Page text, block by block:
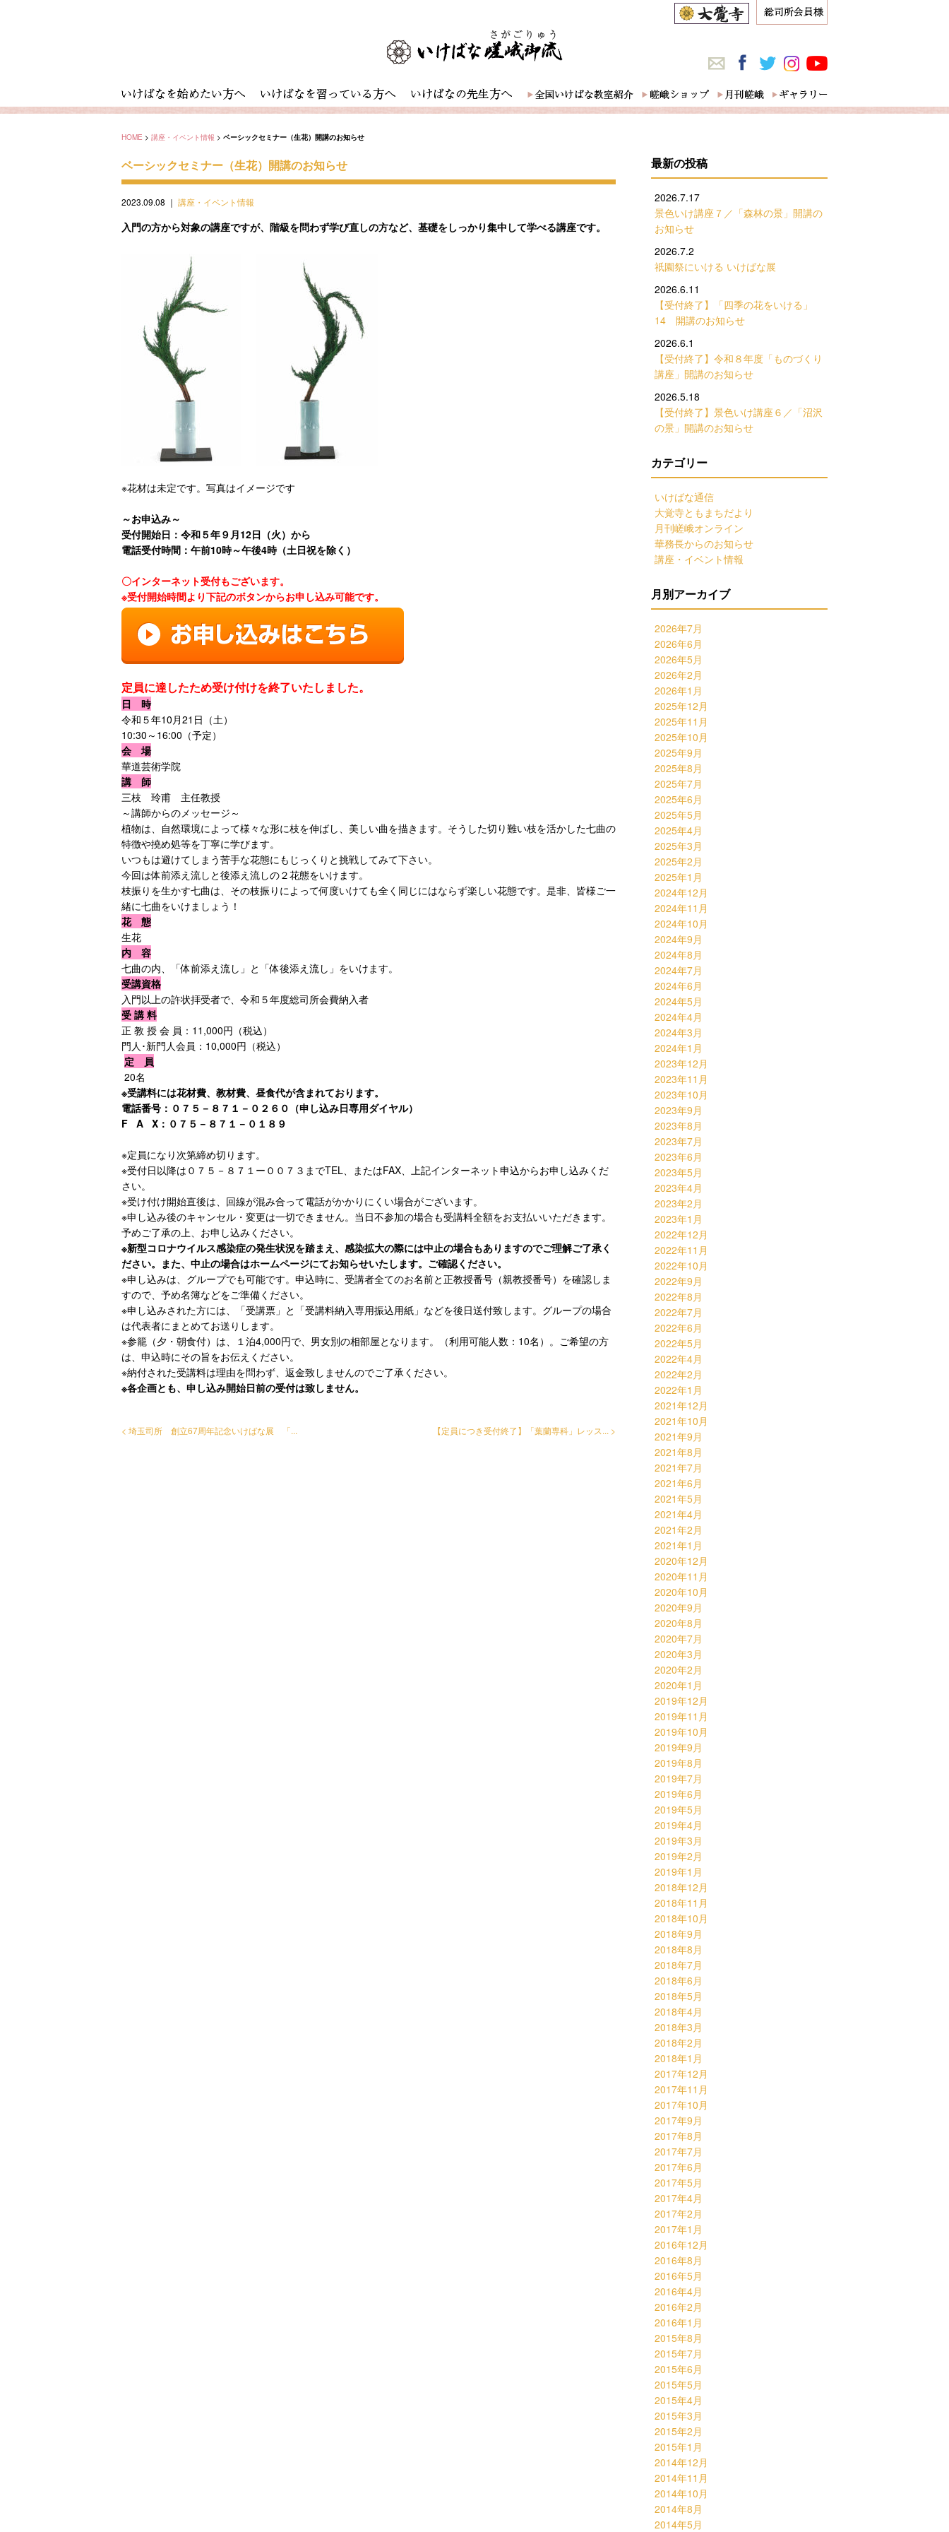
HOME > 講座・イベント情報 > ベーシックセミナー（生花）開講のお知らせ
ベーシックセミナー（生花）開講のお知らせ
2023.09.08 ｜ 講座・イベント情報
入門の方から対象の講座ですが、階級を問わず学び直しの方など、基礎をしっかり集中して学べる講座です。
※花材は未定です。写真はイメージです
～お申込み～
受付開始日：令和５年９ 月12日（火）から
電話受付時間：午前10時～午後4時（土日祝を除く）
〇インターネット受付もございます。
※受付開始時間より下記のボタンからお申し込み可能です。
定員に達したため受け付けを終了いたしました。
日 時
令和５年10月21日（土）
10:30～16:00（予定）
会 場
華道芸術学院
講 師
三枝 玲甫 主任教授
～講師からのメッセージ～
植物は、自然環境によって様々な形に枝を伸ばし、美しい曲を描きます。そうした切り難い枝を活かした七曲の
特徴や撓め処等を丁寧に学びます。
いつもは避けてしまう苦手な花態にもじっくりと挑戦してみて下さい。
今回は体前添え流しと後添え流しの２花態をいけます。
枝振りを生かす七曲は、その枝振りによって何度いけても全く同じにはならず楽しい花態です。是非、皆様ご一
緒に七曲をいけましょう！
花 態
生花
内 容
七曲の内、「体前添え流し」と「体後添え流し」をいけます。
受講資格
入門以上の許状拝受者で、令和５年度総司所会費納入者
受 講 料
正 教 授 会 員：11,000円（税込）
門人･新門人会員：10,000円（税込）
定 員
20名
※受講料には花材費、教材費、昼食代が含まれております。
電話番号：０７５－８７１－０２６０（申し込み日専用ダイヤル）
F A X：０７５－８７１－０１８９
※定員になり次第締め切ります。
※受付日以降は０７５－８７１ー００７３までTEL、またはFAX、上記インターネット申込からお申し込みくだ
さい。
※受け付け開始直後は、回線が混み合って電話がかかりにくい場合がございます。
※申し込み後のキャンセル・変更は一切できません。当日不参加の場合も受講料全額をお支払いいただきます。
予めご了承の上、お申し込みください。
※新型コロナウイルス感染症の発生状況を踏まえ、感染拡大の際には中止の場合もありますのでご理解ご了承く
ださい。また、中止の場合はホームページにてお知らせいたします。ご確認ください。
※申し込みは、グループでも可能です。申込時に、受講者全てのお名前と正教授番号（親教授番号）を確認しま
すので、予め名簿などをご準備ください。
※申し込みされた方には、「受講票」と「受講料納入専用振込用紙」などを後日送付致します。グループの場合
は代表者にまとめてお送りします。
※参籠（夕・朝食付）は、１泊4,000円で、男女別の相部屋となります。（利用可能人数：10名）。ご希望の方
は、申込時にその旨をお伝えください。
※納付された受講料は理由を問わず、返金致しませんのでご了承ください。
※各企画とも、申し込み開始日前の受付は致しません。
< 埼玉司所 創立67周年記念いけばな展 「... 【定員につき受付終了】「葉蘭専科」レッス... >
最新の投稿
2026.7.17
景色いけ講座７／「森林の景」開講の
お知らせ
2026.7.2
祇園祭にいける いけばな展
2026.6.11
【受付終了】「四季の花をいける」
14 開講のお知らせ
2026.6.1
【受付終了】令和８年度「ものづくり
講座」開講のお知らせ
2026.5.18
【受付終了】景色いけ講座６／「沼沢
の景」開講のお知らせ
カテゴリー
いけばな通信
大覚寺ともまちだより
月刊嵯峨オンライン
華務長からのお知らせ
講座・イベント情報
月別アーカイブ
2026年7月
2026年6月
2026年5月
2026年2月
2026年1月
2025年12月
2025年11月
2025年10月
2025年9月
2025年8月
2025年7月
2025年6月
2025年5月
2025年4月
2025年3月
2025年2月
2025年1月
2024年12月
2024年11月
2024年10月
2024年9月
2024年8月
2024年7月
2024年6月
2024年5月
2024年4月
2024年3月
2024年1月
2023年12月
2023年11月
2023年10月
2023年9月
2023年8月
2023年7月
2023年6月
2023年5月
2023年4月
2023年2月
2023年1月
2022年12月
2022年11月
2022年10月
2022年9月
2022年8月
2022年7月
2022年6月
2022年5月
2022年4月
2022年2月
2022年1月
2021年12月
2021年10月
2021年9月
2021年8月
2021年7月
2021年6月
2021年5月
2021年4月
2021年2月
2021年1月
2020年12月
2020年11月
2020年10月
2020年9月
2020年8月
2020年7月
2020年3月
2020年2月
2020年1月
2019年12月
2019年11月
2019年10月
2019年9月
2019年8月
2019年7月
2019年6月
2019年5月
2019年4月
2019年3月
2019年2月
2019年1月
2018年12月
2018年11月
2018年10月
2018年9月
2018年8月
2018年7月
2018年6月
2018年5月
2018年4月
2018年3月
2018年2月
2018年1月
2017年12月
2017年11月
2017年10月
2017年9月
2017年8月
2017年7月
2017年6月
2017年5月
2017年4月
2017年2月
2017年1月
2016年12月
2016年8月
2016年5月
2016年4月
2016年2月
2016年1月
2015年8月
2015年7月
2015年6月
2015年5月
2015年4月
2015年3月
2015年2月
2015年1月
2014年12月
2014年11月
2014年10月
2014年8月
2014年5月